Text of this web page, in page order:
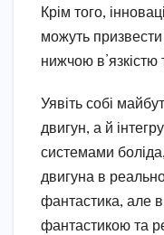
Крім того,
можуть
нижчою в’язкістю
Уявіть собі
двигун, а й
системами
двигуна в
фантастика, але
фантастикою та